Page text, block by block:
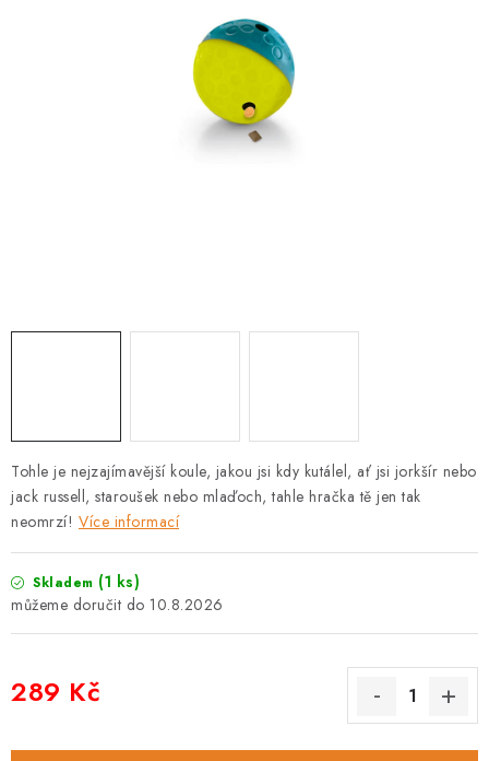
Výměna, vrácení a reklamace
Obchodní podmínky
FAQ
Tohle je nejzajímavější koule, jakou jsi kdy kutálel, ať jsi jorkšír nebo
jack russell, staroušek nebo mlaďoch, tahle hračka tě jen tak
neomrzí! Více informací
Skladem (1 ks)
10.8.2026
289 Kč